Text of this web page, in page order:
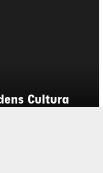
Cultura